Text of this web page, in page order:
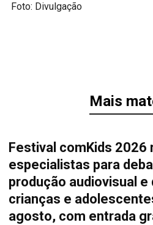
Foto: Divulgação
Mais
Festival comKids 2026
especialistas para
produção audiovisual e
crianças e
agosto, com entrada